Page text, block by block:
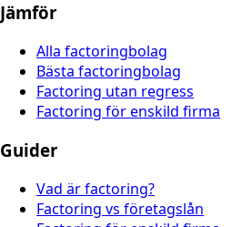
Jämför
Alla factoringbolag
Bästa factoringbolag
Factoring utan regress
Factoring för enskild firma
Guider
Vad är factoring?
Factoring vs företagslån